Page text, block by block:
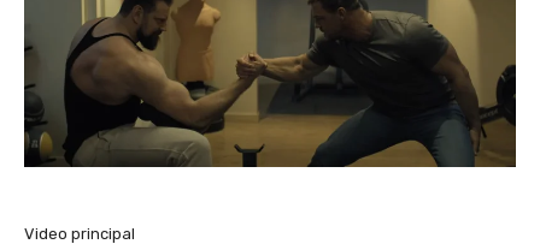
Video principal